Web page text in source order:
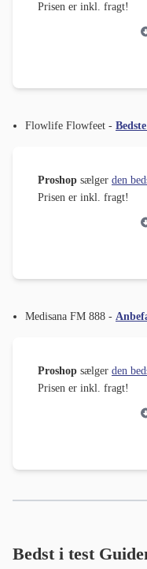
Prisen er inkl. fragt!
Flowlife Flowfeet -
Proshop sælger den
Prisen er inkl. fragt!
Medisana FM 888 -
Proshop sælger den
Prisen er inkl. fragt!
Bedst i test